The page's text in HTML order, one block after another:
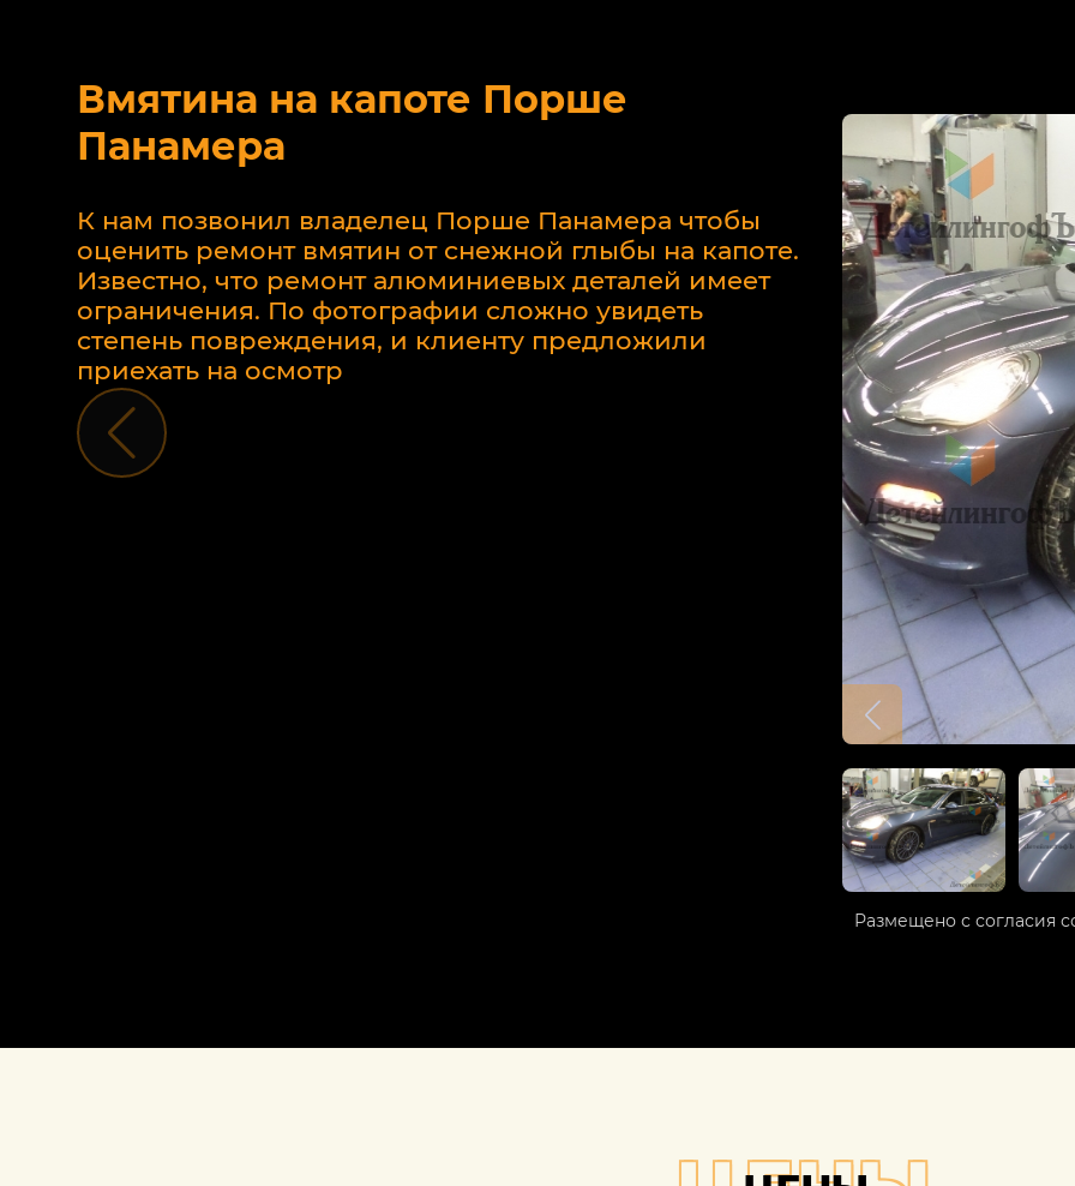
Вмятина на капоте Порше
Панамера
К нам позвонил владелец Порше Панамера чтобы
оценить ремонт вмятин от снежной глыбы на капоте.
Известно, что ремонт алюминиевых деталей имеет
ограничения. По фотографии сложно увидеть
степень повреждения, и клиенту предложили
приехать на осмотр
Размещено с согласия